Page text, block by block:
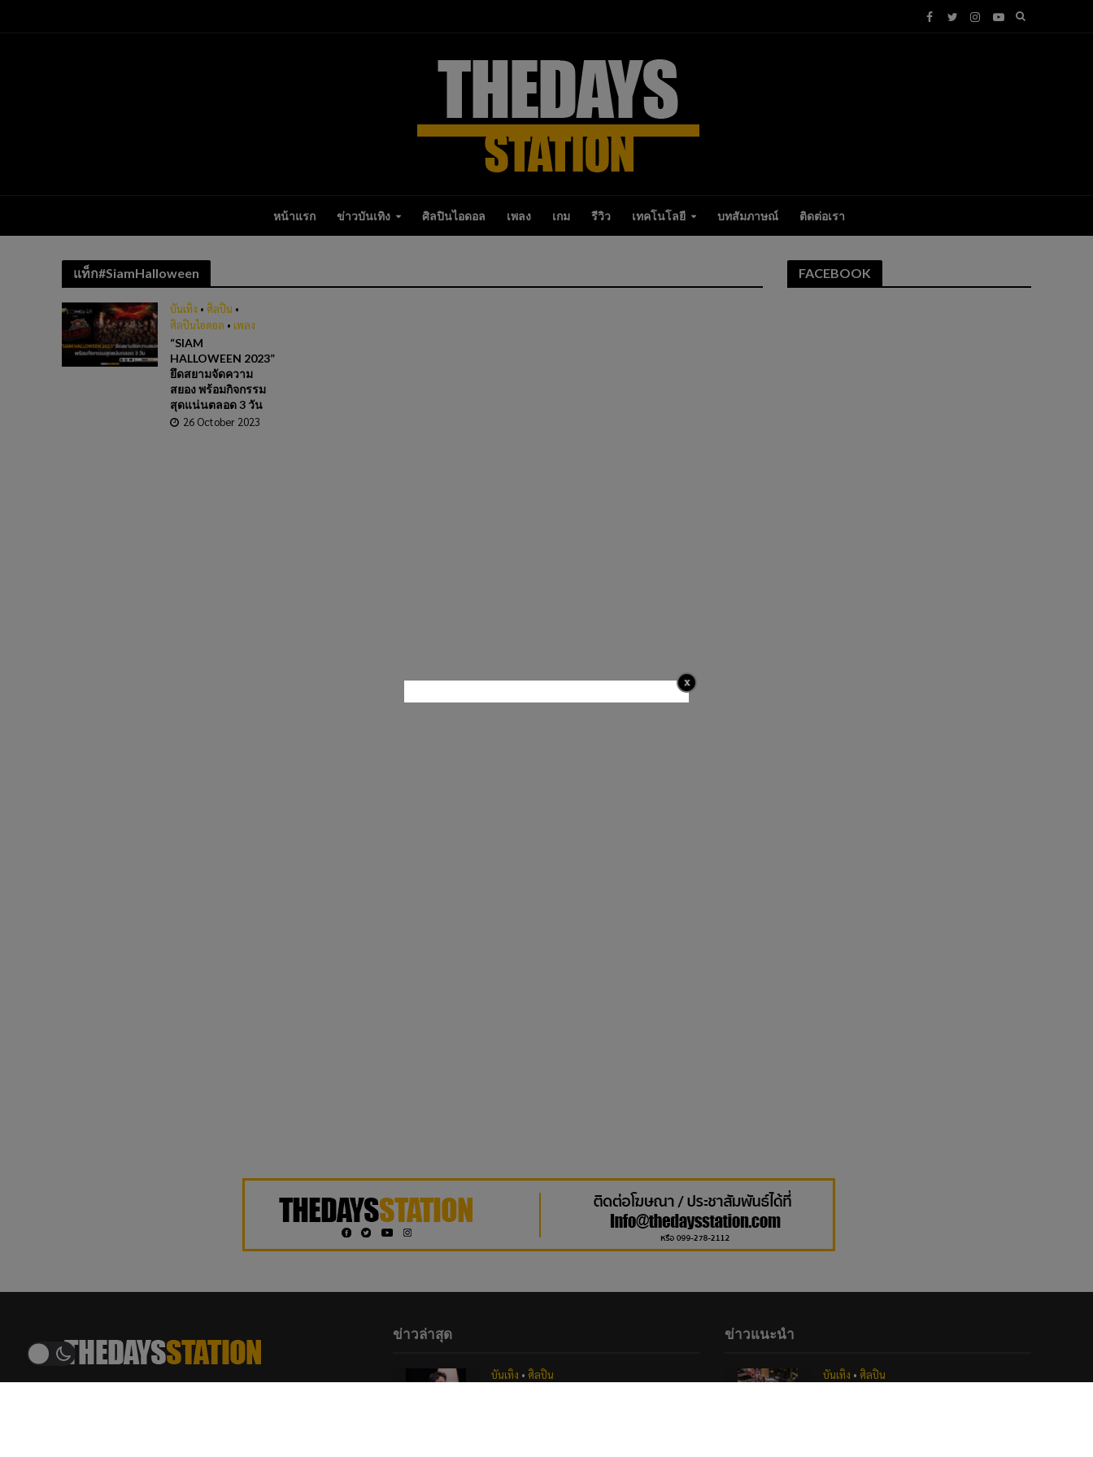
หน้าแรก ข่าวบันเทิง ศิลปินไอดอล เพลง เกม รีวิว เทคโนโลยี บทสัมภาษณ์ ติดต่อเรา
แท็ก#SiamHalloween
บันเทิง • ศิลปิน •
ศิลปินไอดอล • เพลง
“SIAM
HALLOWEEN 2023”
ยึดสยามจัดความ
สยอง พร้อมกิจกรรม
สุดแน่นตลอด 3 วัน
26 October 2023
FACEBOOK
ข่าวล่าสุด
บันเทิง • ศิลปิน
ข่าวแนะนำ
บันเทิง • ศิลปิน